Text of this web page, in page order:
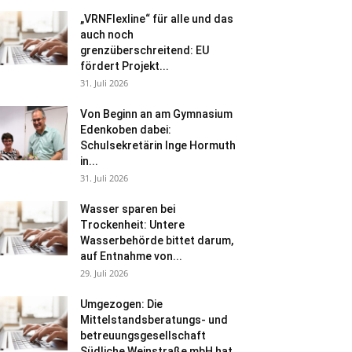
„VRNFlexline“ für alle und das
auch noch
grenzüberschreitend: EU
fördert Projekt...
31. Juli 2026
Von Beginn an am Gymnasium
Edenkoben dabei:
Schulsekretärin Inge Hormuth
in...
31. Juli 2026
Wasser sparen bei
Trockenheit: Untere
Wasserbehörde bittet darum,
auf Entnahme von...
29. Juli 2026
Umgezogen: Die
Mittelstandsberatungs- und
betreuungsgesellschaft